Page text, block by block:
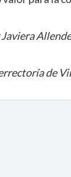
Javiera
de